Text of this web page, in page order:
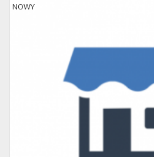
NOWY